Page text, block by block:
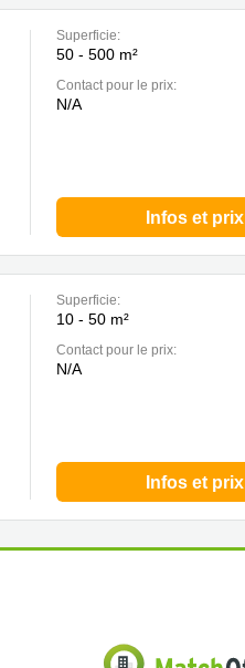
Superficie:
50 - 500 m²
Contact pour le prix:
N/A
Infos et prix
Superficie:
10 - 50 m²
Contact pour le prix:
N/A
Infos et prix